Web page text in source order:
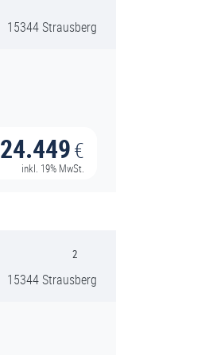
15344 Strausberg
24.449€
inkl. 19% MwSt.
2
15344 Strausberg